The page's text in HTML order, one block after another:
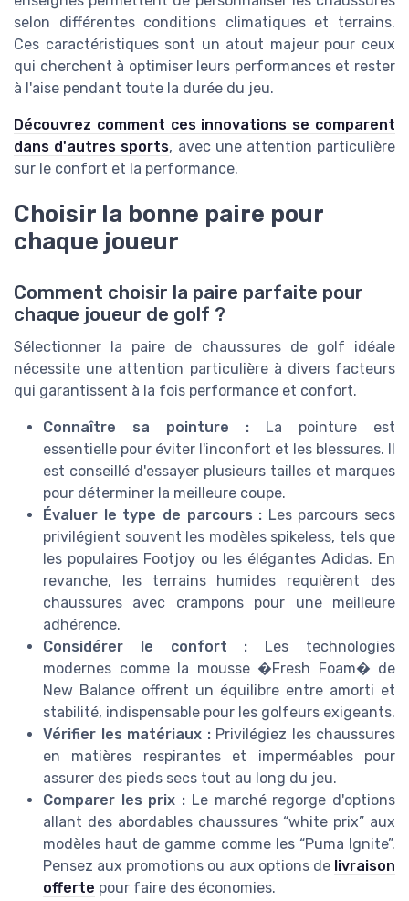
selon différentes conditions climatiques et terrains.
Ces caractéristiques sont un atout majeur pour ceux
qui cherchent à optimiser leurs performances et rester
à l'aise pendant toute la durée du jeu.
Découvrez comment ces innovations se comparent
dans d'autres sports, avec une attention particulière
sur le confort et la performance.
Choisir la bonne paire pour
chaque joueur
Comment choisir la paire parfaite pour
chaque joueur de golf ?
Sélectionner la paire de chaussures de golf idéale
nécessite une attention particulière à divers facteurs
qui garantissent à la fois performance et confort.
Connaître sa pointure : La pointure est
essentielle pour éviter l'inconfort et les blessures. Il
est conseillé d'essayer plusieurs tailles et marques
pour déterminer la meilleure coupe.
Évaluer le type de parcours : Les parcours secs
privilégient souvent les modèles spikeless, tels que
les populaires Footjoy ou les élégantesAdidas. En
revanche, les terrains humides requièrent des
chaussures avec crampons pour une meilleure
adhérence.
Considérer le confort : Les technologies
modernes comme la mousse �Fresh Foam� de
New Balance offrent un équilibre entre amorti et
stabilité, indispensable pour les golfeurs exigeants.
Vérifier les matériaux :Privilégiez les chaussures
en matières respirantes et imperméables pour
assurer des pieds secs tout au long du jeu.
Comparer les prix : Le marché regorge d'options
allant des abordables chaussures “white prix” aux
modèles haut de gamme comme les “Puma Ignite”.
Pensez aux promotions ou aux options de livraison
offerte pour faire des économies.